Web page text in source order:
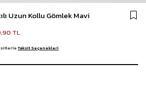
Uzun Kollu Gömlek Mavi
TL
Taksit Seçenekleri